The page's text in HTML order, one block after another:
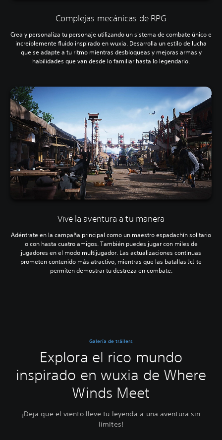
Complejas mecánicas de RPG
Crea y personaliza tu personaje utilizando un sistema de combate único e
increíblemente fluido inspirado en wuxia. Desarrolla un estilo de lucha
que se adapte a tu ritmo mientras desbloqueas y mejoras armas y
habilidades que van desde lo familiar hasta lo legendario.
Vive la aventura a tu manera
Adéntrate en la campaña principal como un maestro espadachín solitario
o con hasta cuatro amigos. También puedes jugar con miles de
jugadores en el modo multijugador. Las actualizaciones continuas
prometen contenido más atractivo, mientras que las batallas JcJ te
permiten demostrar tu destreza en combate.
Galería de tráilers
Explora el rico mundo
inspirado en wuxia de Where
Winds Meet
¡Deja que el viento lleve tu leyenda a una aventura sin
límites!